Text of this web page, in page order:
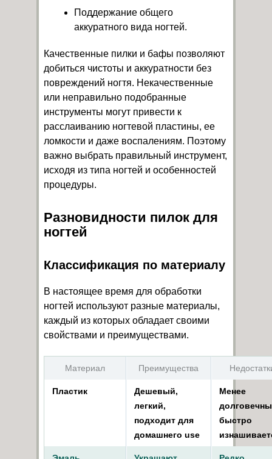
Поддержание общего
аккуратного вида ногтей.
Качественные пилки и бафы позволяют
добиться чистоты и аккуратности без
повреждений ногтя. Некачественные
или неправильно подобранные
инструменты могут привести к
расслаиванию ногтевой пластины, ее
ломкости и даже воспалениям. Поэтому
важно выбрать правильный инструмент,
исходя из типа ногтей и особенностей
процедуры.
Разновидности пилок для
ногтей
Классификация по материалу
В настоящее время для обработки
ногтей используют разные материалы,
каждый из которых обладает своими
свойствами и преимуществами.
Материал Преимущества
Пластик
Дешевый,
легкий,
подходит для
домашнего use
Менее
быстро